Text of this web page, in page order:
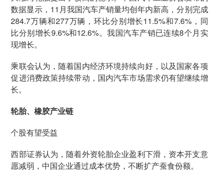
数据显示，11月我国汽车产销量均创年内新高，分别完成
284.7万辆和277万辆，环比分别增长11.5%和7.6%，同
比分别增长9.6%和12.6%。我国汽车产销已连续8个月实
现增长。
乘联会认为，随着国内经济环境持续向好，以及国家各项
促进消费政策持续带动，国内汽车市场需求仍有望继续增
长。
轮胎、橡胶产业链
个股有望受益
西部证券认为，随着外资轮胎企业盈利下滑，资本开支意
愿减弱，中国企业通过成本优势，不断扩产蚕食份额。